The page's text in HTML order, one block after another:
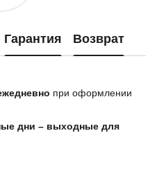
Гарантия Возврат
при оформлении
дни – выходные для